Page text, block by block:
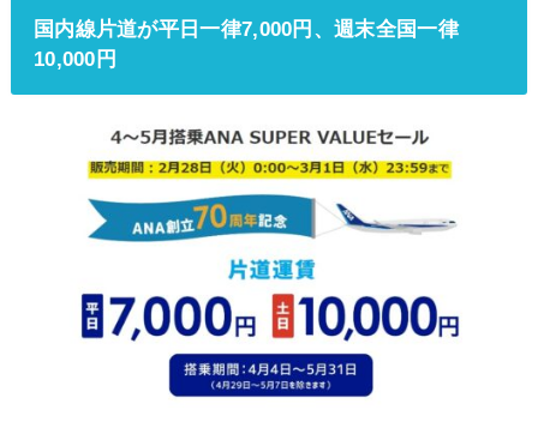
国内線片道が平日一律7,000円、週末全国一律
10,000円